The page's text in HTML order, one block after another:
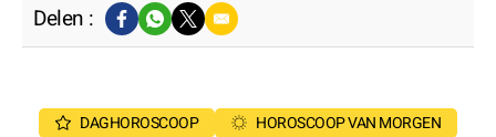
Delen :
DAGHOROSCOOP
HOROSCOOP VAN MORGEN